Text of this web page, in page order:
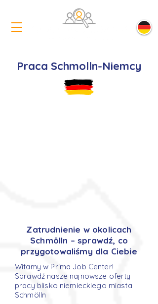
Praca Schmolln-Niemcy
Zatrudnienie w okolicach
Schmölln – sprawdź, co
przygotowaliśmy dla Ciebie
Witamy w Prima Job Center!
Sprawdź nasze najnowsze oferty
pracy blisko niemieckiego miasta
Schmölln